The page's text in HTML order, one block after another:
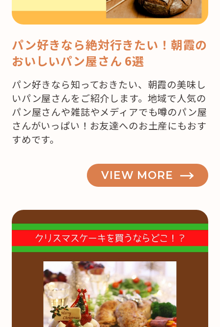
パン好きなら絶対行きたい！朝霞の
おいしいパン屋さん 6選
パン好きなら知っておきたい、朝霞の美味し
いパン屋さんをご紹介します。地域で人気の
パン屋さんや雑誌やメディアでも噂のパン屋
さんがいっぱい！お友達へのお土産にもおす
すめです。
VIEW MORE